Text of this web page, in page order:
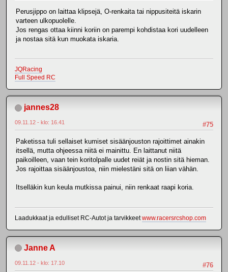
Perusjippo on laittaa klipsejä, O-renkaita tai nippusiteitä iskarin
varteen ulkopuolelle.
Jos rengas ottaa kiinni koriin on parempi kohdistaa kori uudelleen
ja nostaa sitä kun muokata iskaria.
JQRacing
Full Speed RC
jannes28
#75
09.11.12 - klo: 16.41
Paketissa tuli sellaiset kumiset sisäänjouston rajoittimet ainakin
itsellä, mutta ohjeessa niitä ei mainittu. En laittanut niitä
paikoilleen, vaan tein koritolpalle uudet reiät ja nostin sitä hieman.
Jos rajoittaa sisäänjoustoa, niin mielestäni sitä on liian vähän.
Itselläkin kun keula mutkissa painui, niin renkaat raapi koria.
Laadukkaat ja edulliset RC-Autot ja tarvikkeetwww.racersrcshop.com
Janne A
#76
09.11.12 - klo: 17.10